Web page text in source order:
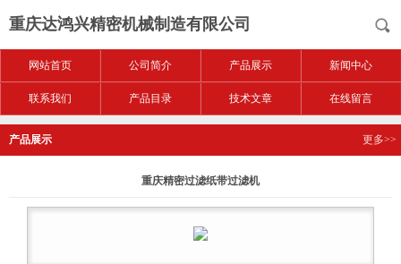
重庆达鸿兴精密机械制造有限公司
网站首页 公司简介 产品展示 新闻中心
联系我们 产品目录 技术文章 在线留言
产品展示 更多>>
重庆精密过滤纸带过滤机